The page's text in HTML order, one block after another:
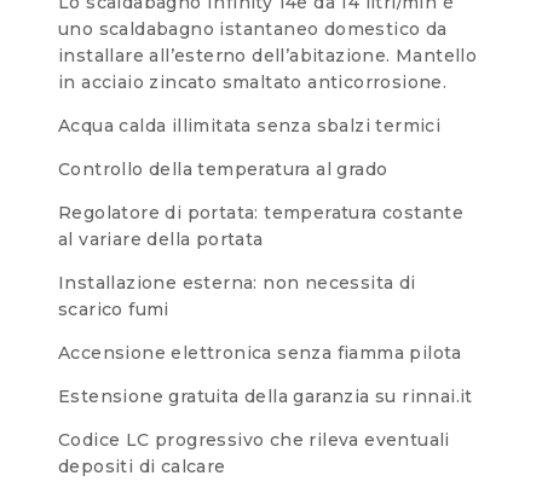
uno scaldabagno istantaneo domestico da
installare all’esterno dell’abitazione. Mantello
in acciaio zincato smaltato anticorrosione.
Acqua calda illimitata senza sbalzi termici
Controllo della temperatura al grado
Regolatore di portata: temperatura costante
al variare della portata
Installazione esterna: non necessita di
scarico fumi
Accensione elettronica senza fiamma pilota
Estensione gratuita della garanzia su rinnai.it
Codice LC progressivo che rileva eventuali
depositi di calcare